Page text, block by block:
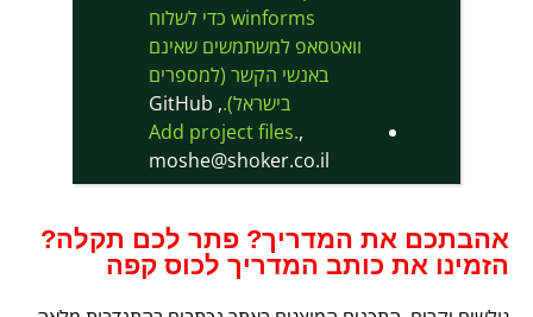
winforms כדי לשלוח
וואטסאפ למשתמשים שאינם
באנשי הקשר (למספרים
בישראל)., GitHub
Add project files.
moshe@shoker.co.il
אהבתכם את המדריך? פתר לכם תקלה?
הזמינו את כותב המדריך לכוס קפה